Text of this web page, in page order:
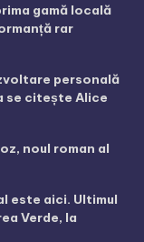
gamă locală
rar
personală
se citește Alice
noul roman al
este aici. Ultimul
Verde, la